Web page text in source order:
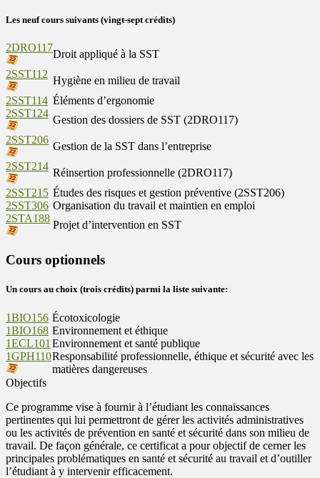
Les neuf cours suivants (vingt-sept crédits)
2DRO117
Droit appliqué à la SST
2SST112
Hygiène en milieu de travail
2SST114 Éléments d’ergonomie
2SST124
Gestion des dossiers de SST (2DRO117)
2SST206
Gestion de la SST dans l’entreprise
2SST214
Réinsertion professionnelle (2DRO117)
2SST215 Études des risques et gestion préventive (2SST206)
2SST306 Organisation du travail et maintien en emploi
2STA188
Projet d’intervention en SST
Cours optionnels
Un cours au choix (trois crédits) parmi la liste suivante:
1BIO156 Écotoxicologie
1BIO168 Environnement et éthique
1ECL101 Environnement et santé publique
1GPH110Responsabilité professionnelle, éthique et sécurité avec les
matières dangereuses
Objectifs
Ce programme vise à fournir à l’étudiant les connaissances
pertinentes qui lui permettront de gérer les activités administratives
ou les activités de prévention en santé et sécurité dans son milieu de
travail. De façon générale, ce certificat a pour objectif de cerner les
principales problématiques en santé et sécurité au travail et d’outiller
l’étudiant à y intervenir efficacement.